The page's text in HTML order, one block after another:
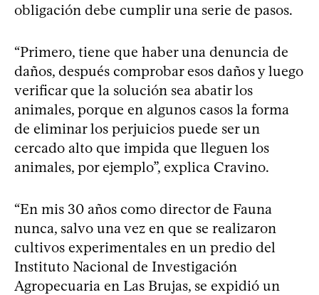
obligación debe cumplir una serie de pasos.
“Primero, tiene que haber una denuncia de
daños, después comprobar esos daños y luego
verificar que la solución sea abatir los
animales, porque en algunos casos la forma
de eliminar los perjuicios puede ser un
cercado alto que impida que lleguen los
animales, por ejemplo”, explica Cravino.
“En mis 30 años como director de Fauna
nunca, salvo una vez en que se realizaron
cultivos experimentales en un predio del
Instituto Nacional de Investigación
Agropecuaria en Las Brujas, se expidió un